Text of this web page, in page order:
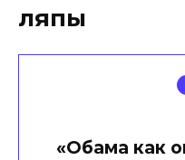
ляпы
«Обама как